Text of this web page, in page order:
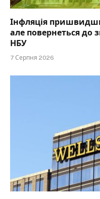
Інфляція
але повернеться до
НБУ
7 Серпня 2026